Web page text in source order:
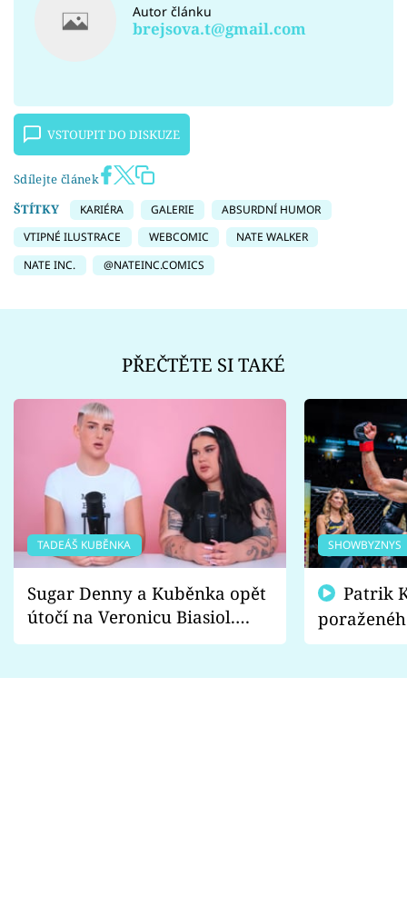
Autor článku
brejsova.t@gmail.com
VSTOUPIT DO DISKUZE
Sdílejte článek
ŠTÍTKY
KARIÉRA GALERIE
ABSURDNÍ HUMOR
VTIPNÉ ILUSTRACE
WEBCOMIC
NATE WALKER
NATE INC.
@NATEINC.COMICS
PŘEČTĚTE SI TAKÉ
TADEÁŠ KUBĚNKA
Sugar Denny a Kuběnka opět
útočí na Veronicu Biasiol.
Proč je podle nich falešná a
SHOWBYZNYS
fanoušci